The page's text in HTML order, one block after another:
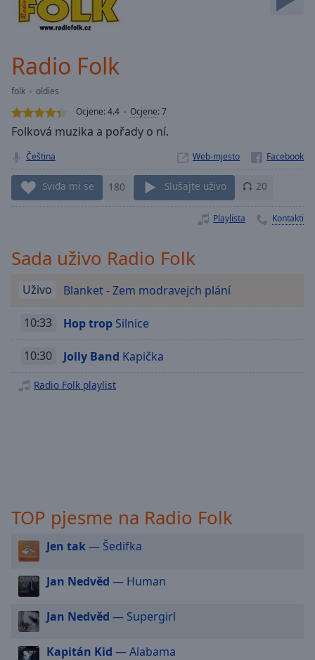
Skip
Forward
Current
Time0:00
Loaded:
0.00%
Stream
TypeLIVE
Seek to
live,
currently
Time-
Rate
Chapters
Chapters
subtitles
opens
subtitles
settings
dialog
subtitles
off
selected
Radio Folk
folk
oldies
Ocjene:4.4 Ocjene:7
Folková muzika a pořady o ní.
Čeština Web-mjesto
Sviđa mi se 180 Slušajte uživo 20
Playlista Kontakti
Sada uživo Radio Folk
Uživo Blanket - Zem modravejch plání
10:33 Hop trop Silnice
10:30 Jolly Band Kapička
Radio Folk playlist
TOP pjesme na Radio Folk
Jen tak— Šedifka
Jan Nedvěd — Human
Jan Nedvěd — Supergirl
Kapitán Kid — Alabama